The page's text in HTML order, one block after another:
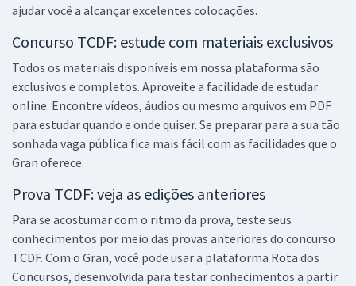
ajudar você a alcançar excelentes colocações.
Concurso TCDF: estude com materiais exclusivos
Todos os materiais disponíveis em nossa plataforma são
exclusivos e completos. Aproveite a facilidade de estudar
online. Encontre vídeos, áudios ou mesmo arquivos em PDF
para estudar quando e onde quiser. Se preparar para a sua tão
sonhada vaga pública fica mais fácil com as facilidades que o
Gran oferece.
Prova TCDF: veja as edições anteriores
Para se acostumar com o ritmo da prova, teste seus
conhecimentos por meio das provas anteriores do concurso
TCDF. Com o Gran, você pode usar a plataforma Rota dos
Concursos, desenvolvida para testar conhecimentos a partir